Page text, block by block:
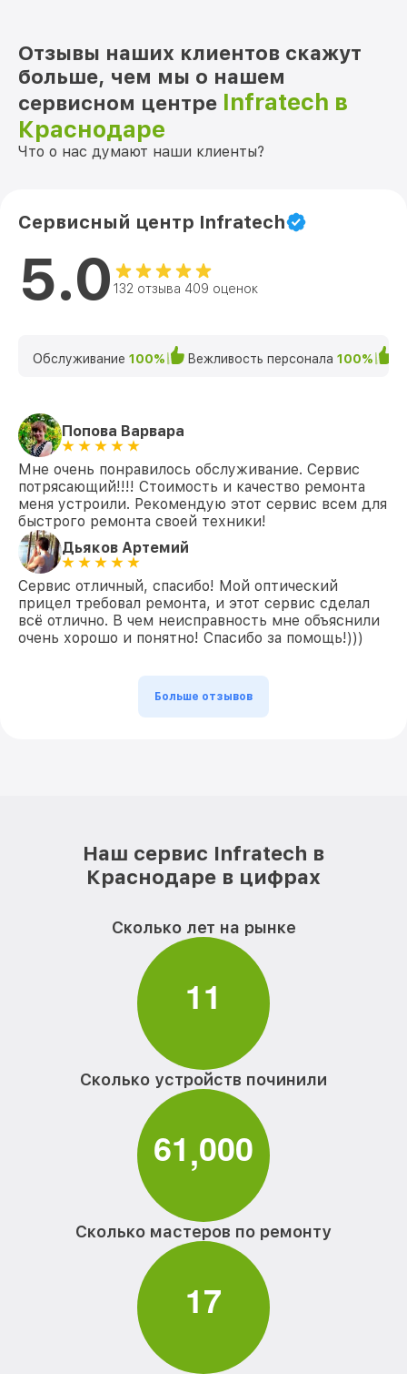
Отзывы наших клиентов скажут
больше, чем мы о нашем
сервисном центре Infratech в
Краснодаре
Что о нас думают наши клиенты?
Сервисный центр Infratech
5.0 132 отзыва 409 оценок
Обслуживание 100% Вежливость персонала 100%
Попова Варвара
Мне очень понравилось обслуживание. Сервис
потрясающий!!!! Стоимость и качество ремонта
меня устроили. Рекомендую этот сервис всем для
быстрого ремонта своей техники!
Дьяков Артемий
Сервис отличный, спасибо! Мой оптический
прицел требовал ремонта, и этот сервис сделал
всё отлично. В чем неисправность мне объяснили
очень хорошо и понятно! Спасибо за помощь!)))
Больше отзывов
Наш сервис Infratech в
Краснодаре в цифрах
Сколько лет на рынке
11
Сколько устройств починили
61,000
Сколько мастеров по ремонту
17